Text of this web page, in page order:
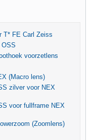
T* FE Carl Zeiss
voorzetlens
(Macro lens)
zilver voor NEX
voor fullframe NEX
(Zoomlens)